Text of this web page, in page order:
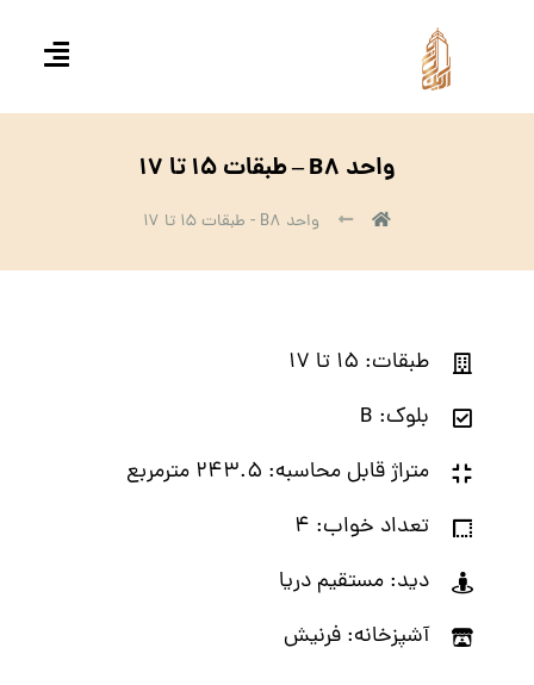
واحد B۸ – طبقات ۱۵ تا ۱۷
واحد B۸ - طبقات ۱۵ تا ۱۷
طبقات: ۱۵ تا ۱۷
بلوک: B
متراژ قابل محاسبه: ۲۴۳.۵ مترمربع
تعداد خواب: ۴
دید: مستقیم دریا
آشپزخانه: فرنیش